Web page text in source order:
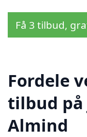
Få 3 tilbud,
Fordele
tilbud
Almind